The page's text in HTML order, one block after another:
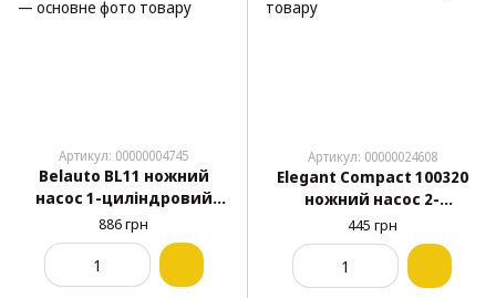
Артикул: 00000004745
Belauto BL11 ножний
насос 1-циліндровий
80x130 мм 6 Атм
манометр адаптери
морозостійкий шланг 60
см
886 грн
Артикул: 00000024608
Elegant Compact 100320
ножний насос 2-
циліндровий 55x100 мм 7
Атм манометр
компактний
445 грн